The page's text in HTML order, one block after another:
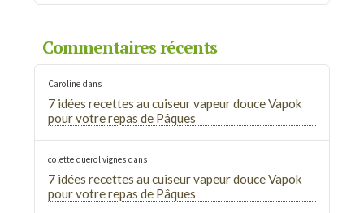
Commentaires récents
Carolinedans
7 idées recettes au cuiseur vapeur douce Vapok
pour votre repas de Pâques
colette querol vignesdans
7 idées recettes au cuiseur vapeur douce Vapok
pour votre repas de Pâques